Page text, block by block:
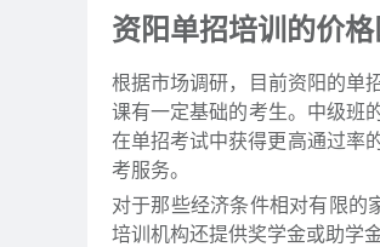
资阳单招培训的价格
根据市场调研，目前资阳的单
课有一定基础的考生。中级班
在单招考试中获得更高通过率
考服务。
对于那些经济条件相对有限的
培训机构还提供奖学金或助学